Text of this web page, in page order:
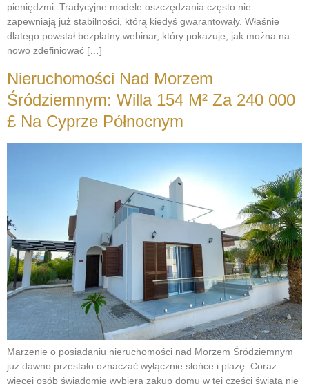
pieniędzmi. Tradycyjne modele oszczędzania często nie
zapewniają już stabilności, którą kiedyś gwarantowały. Właśnie
dlatego powstał bezpłatny webinar, który pokazuje, jak można na
nowo zdefiniować […]
Nieruchomości Nad Morzem
Śródziemnym: Willa 154 M² Za 240 000
£ Na Cyprze Północnym
Marzenie o posiadaniu nieruchomości nad Morzem Śródziemnym
już dawno przestało oznaczać wyłącznie słońce i plażę. Coraz
więcej osób świadomie wybiera zakup domu w tej części świata nie